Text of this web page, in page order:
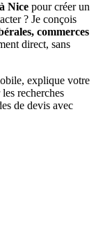
Nice pour créer un
? Je conçois
commerces
direct, sans
explique votre
recherches
de devis avec